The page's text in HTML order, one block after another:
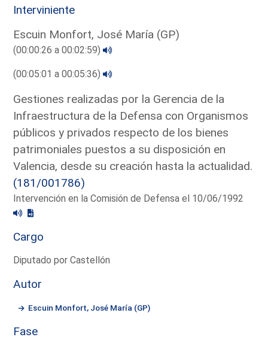
Interviniente
Escuin Monfort, José María (GP)
(00:00:26 a 00:02:59)
(00:05:01 a 00:05:36)
Gestiones realizadas por la Gerencia de la
Infraestructura de la Defensa con Organismos
públicos y privados respecto de los bienes
patrimoniales puestos a su disposición en
Valencia, desde su creación hasta la actualidad.
(181/001786)
Intervención en la Comisión de Defensa el 10/06/1992
Cargo
Diputado por Castellón
Autor
Escuin Monfort, José María (GP)
Fase